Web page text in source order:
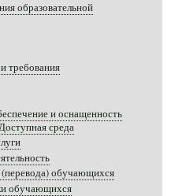
образовательной
требования
и оснащенность
среда
обучающихся
обучающихся